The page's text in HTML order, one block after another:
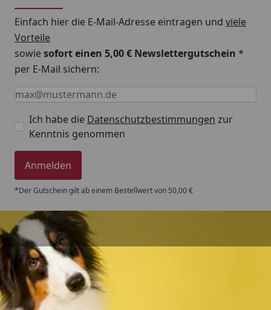
Einfach hier die E-Mail-Adresse eintragen und viele
Vorteile
sowiesofort einen 5,00 € Newslettergutschein *
per E-Mail sichern:
Keine Eingabe erforderlich
Eingabe erforderlich
E-Mail *
Ich habe die Datenschutzbestimmungen zur
Kenntnis genommen
Anmelden
*Der Gutschein gilt ab einem Bestellwert von 50,00 €
Trusted Shops